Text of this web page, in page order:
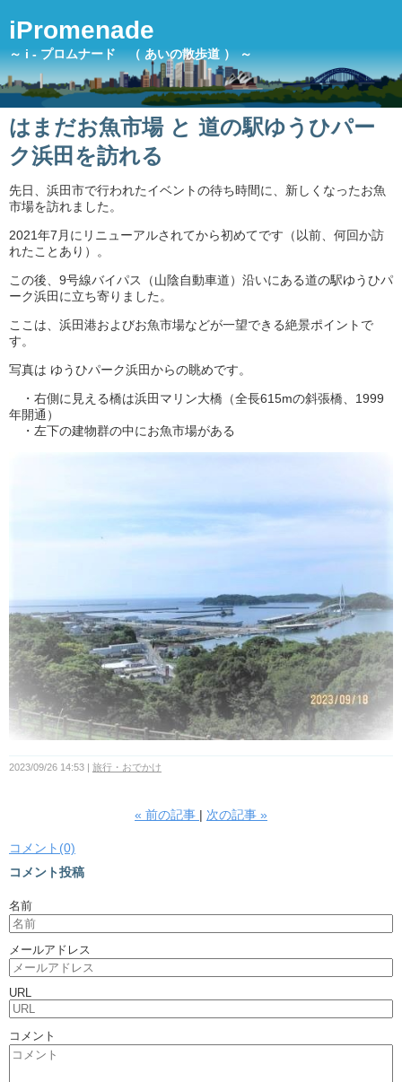
iPromenade
～ i - プロムナード （ あいの散歩道 ） ～
はまだお魚市場 と 道の駅ゆうひパー
ク浜田を訪れる
先日、浜田市で行われたイベントの待ち時間に、新しくなったお魚
市場を訪れました。
2021年7月にリニューアルされてから初めてです（以前、何回か訪
れたことあり）。
この後、9号線バイパス（山陰自動車道）沿いにある道の駅ゆうひパ
ーク浜田に立ち寄りました。
ここは、浜田港およびお魚市場などが一望できる絶景ポイントで
す。
写真は ゆうひパーク浜田からの眺めです。
・右側に見える橋は浜田マリン大橋（全長615mの斜張橋、1999
年開通）
・左下の建物群の中にお魚市場がある
2023/09/26 14:53 旅行・おでかけ
« 前の記事 次の記事 »
コメント(0)
コメント投稿
名前
メールアドレス
URL
コメント